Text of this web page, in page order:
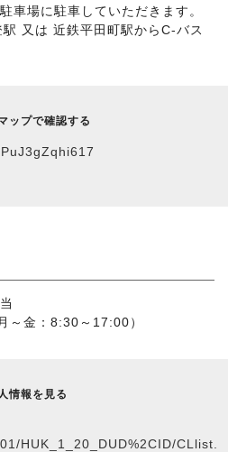
車場に駐車していただきます。
又は 近鉄平田町駅からC-バス
ップで確認する
金：8:30～17:00）
情報を見る
HUK_1_20_DUD%2CID/CLlist.